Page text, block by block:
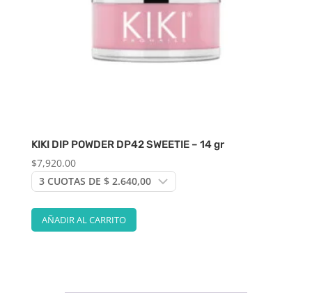
KIKI DIP POWDER DP42 SWEETIE – 14 gr
$7,920.00
AÑADIR AL CARRITO